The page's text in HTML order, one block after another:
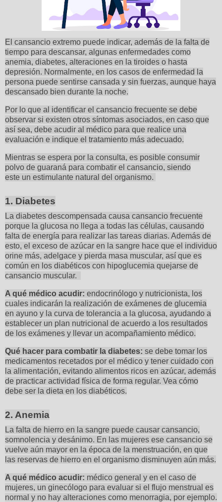
El cansancio extremo puede indicar, además de la falta de
tiempo para descansar, algunas enfermedades como
anemia, diabetes, alteraciones en la tiroides o hasta
depresión. Normalmente, en los casos de enfermedad la
persona puede sentirse cansada y sin fuerzas, aunque haya
descansado bien durante la noche.
Por lo que al identificar el cansancio frecuente se debe
observar si existen otros síntomas asociados, en caso que
así sea, debe acudir al médico para que realice una
evaluación e indique el tratamiento más adecuado.
Mientras se espera por la consulta, es posible consumir
polvo de guaraná para combatir el cansancio, siendo
este un estimulante natural del organismo.
1. Diabetes
La diabetes descompensada causa cansancio frecuente
porque la glucosa no llega a todas las células, causando
falta de energía para realizar las tareas diarias. Además de
esto, el exceso de azúcar en la sangre hace que el individuo
orine más, adelgace y pierda masa muscular, así que es
común en los diabéticos con hipoglucemia quejarse de
cansancio muscular.
A qué médico acudir: endocrinólogo y nutricionista, los
cuales indicarán la realización de exámenes de glucemia
en ayuno y la curva de tolerancia a la glucosa, ayudando a
establecer un plan nutricional de acuerdo a los resultados
de los exámenes y llevar un acompañamiento médico.
Qué hacer para combatir la diabetes: se debe tomar los
medicamentos recetados por el médico y tener cuidado con
la alimentación, evitando alimentos ricos en azúcar, además
de practicar actividad física de forma regular. Vea cómo
debe ser la dieta en los diabéticos.
2. Anemia
La falta de hierro en la sangre puede causar cansancio,
somnolencia y desánimo. En las mujeres ese cansancio se
vuelve aún mayor en la época de la menstruación, en que
las reservas de hierro en el organismo disminuyen aún más.
A qué médico acudir: médico general y en el caso de
mujeres, un ginecólogo para evaluar si el flujo menstrual es
normal y no hay alteraciones como menorragia, por ejemplo.